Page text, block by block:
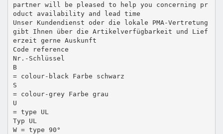
partner will be pleased to help you concerning pr
oduct availability and lead time
Unser Kundendienst oder die lokale PMA-Vertretung
gibt Ihnen über die Artikelverfügbarkeit und Lief
erzeit gerne Auskunft
Code reference
Nr.-Schlüssel
B
= colour-black Farbe schwarz
S
= colour-grey Farbe grau
U
= type UL
Typ UL
W = type 90°